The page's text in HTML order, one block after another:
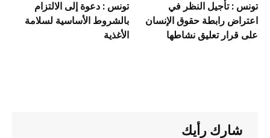
تونس : تأجيل النظر في
اعتراض رابطة حقوق الإنسان
على قرار تعليق نشاطها
تونس : دعوة إلى الالتزام
بالشروط الأساسية لسلامة
الأغذية
شارك رأيك